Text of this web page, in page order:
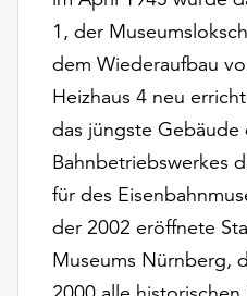
Einstellungen
über
Schaltfläche
„Auswählen“.
Weitere
Informationen
finden
1, der
dem Wiederaufbau
Heizhaus 4 neu
das jüngste
Bahnbetriebswerkes
für des
der 2002 eröffnete
Museums Nürnberg,